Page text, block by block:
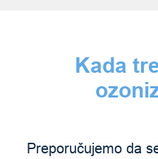
Kada
Preporučujemo da